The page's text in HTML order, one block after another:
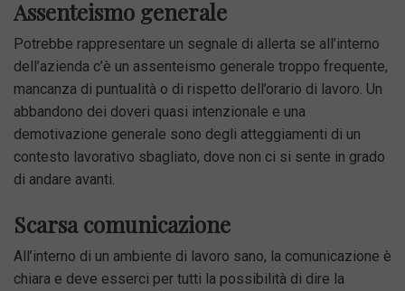
Assenteismo generale
Potrebbe rappresentare un segnale di allerta se all’interno
dell’azienda c’è un assenteismo generale troppo frequente,
mancanza di puntualità o di rispetto dell’orario di lavoro. Un
abbandono dei doveri quasi intenzionale e una
demotivazione generale sono degli atteggiamenti di un
contesto lavorativo sbagliato, dove non ci si sente in grado
di andare avanti.
Scarsa comunicazione
All’interno di un ambiente di lavoro sano, la comunicazione è
chiara e deve esserci per tutti la possibilità di dire la